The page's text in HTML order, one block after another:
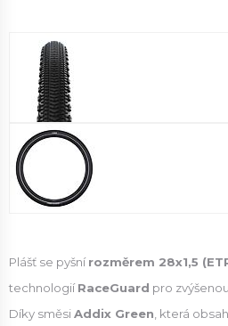
Plášť se pyšnírozměrem 28x1,5
technologiíRaceGuard pro
Díky směsiAddix Green , která